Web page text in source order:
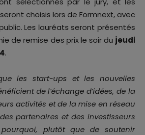
choisis lors de Formnext, avec
Les lauréats seront présentés
de remise des prix le soir du jeudi
.
les start-ups et les nouvelles
de l’échange d’idées, de la
activités et de la mise en réseau
partenaires et des investisseurs
pourquoi, plutôt que de soutenir